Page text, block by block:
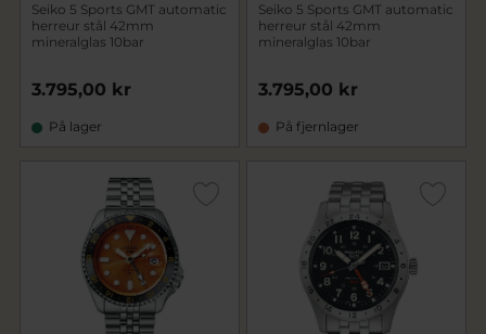
Seiko 5 Sports GMT automatic
herreur stål 42mm
mineralglas 10bar
3.795,00 kr
På lager
Seiko 5 Sports GMT automatic
herreur stål 42mm
mineralglas 10bar
3.795,00 kr
På fjernlager